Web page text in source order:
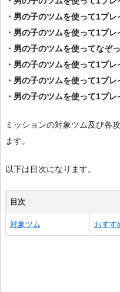
・男の子のツムを使って1プ
・男の子のツムを使って1プ
・男の子のツムを使ってなぞ
・男の子のツムを使って1プ
・男の子のツムを使って1プ
・男の子のツムを使って1プ
ミッションの対象ツム及び各
ます。
以下は目次になります。
目次
対象ツム おすす